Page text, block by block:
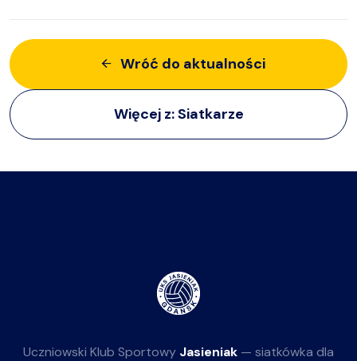
Wróć do aktualności
Więcej z:Siatkarze
Uczniowski Klub Sportowy Jasieniak — siatkówka dla